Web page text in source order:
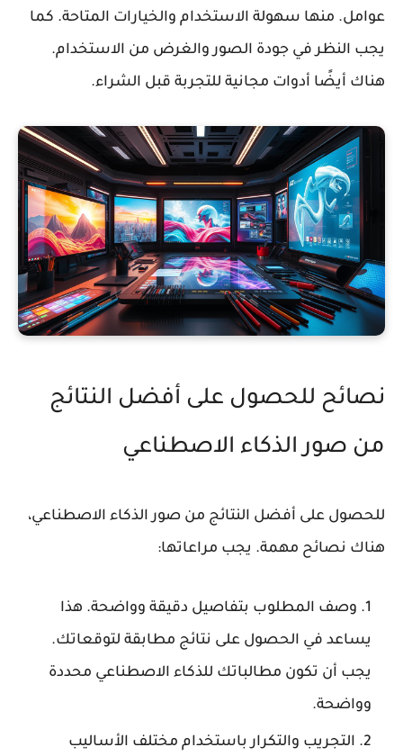
عوامل. منها سهولة الاستخدام والخيارات المتاحة. كما
يجب النظر في جودة الصور والغرض من الاستخدام.
هناك أيضًا أدوات مجانية للتجربة قبل الشراء.
نصائح للحصول على أفضل النتائج
من صور الذكاء الاصطناعي
للحصول على أفضل النتائج من صور الذكاء الاصطناعي،
هناك نصائح مهمة. يجب مراعاتها:
وصف المطلوب بتفاصيل دقيقة وواضحة. هذا
يساعد في الحصول على نتائج مطابقة لتوقعاتك.
يجب أن تكون مطالباتك للذكاء الاصطناعي محددة
وواضحة.
التجريب والتكرار باستخدام مختلف الأساليب